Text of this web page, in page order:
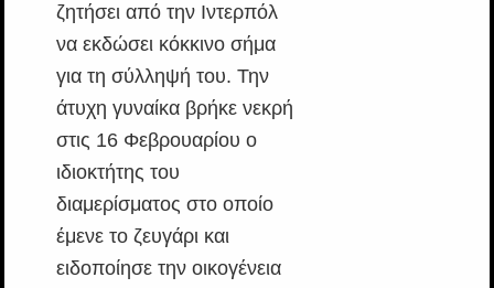
ζητήσει από την Ιντερπόλ
να εκδώσει κόκκινο σήμα
για τη σύλληψή του. Την
άτυχη γυναίκα βρήκε νεκρή
στις 16 Φεβρουαρίου ο
ιδιοκτήτης του
διαμερίσματος στο οποίο
έμενε το ζευγάρι και
ειδοποίησε την οικογένεια